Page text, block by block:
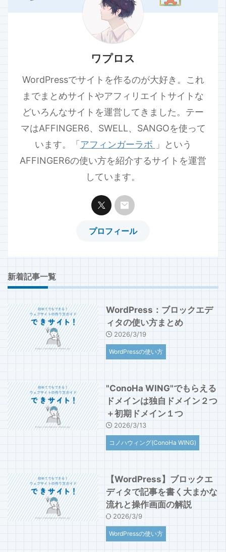
ワプロス
WordPressでサイトを作るのが大好き。これ
までまとめサイトやアフィリエイトサイトな
どいろんなサイトを運営してきました。テー
マはAFFINGER6、SWELL、SANGOを使って
います。「 アフィンガーラボ 」という
AFFINGER6の使い方を紹介するサイトを運営
しています。
プロフィール
新着記事一覧
WordPress：ブロックエデ
ィタの使い方まとめ
2026/3/19
WordPressの使い方
"ConoHa WING"でもらえる
ドメインは独自ドメイン２つ
＋初期ドメイン１つ
2026/3/13
コノハウィング(ConoHa WING)
【WordPress】ブロックエ
ディタで記事を書く大まかな
流れと操作画面の解説
2026/3/9
WordPressの使い方